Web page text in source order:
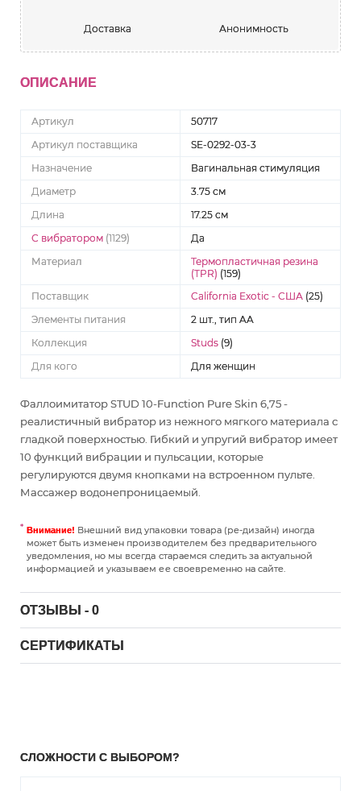
Доставка Анонимность
ОПИСАНИЕ
Артикул
50717
Артикул поставщика
SE-0292-03-3
Назначение
Вагинальная стимуляция
Диаметр
3.75 см
Длина
17.25 см
С вибратором (1129)
Да
Материал
Термопластичная резина
(TPR) (159)
Поставщик
California Exotic - США (25)
Элементы питания
2 шт., тип AA
Коллекция
Studs (9)
Для кого
Для женщин
Фаллоимитатор STUD 10-Function Pure Skin 6,75 -
реалистичный вибратор из нежного мягкого материала с
гладкой поверхностью. Гибкий и упругий вибратор имеет
10 функций вибрации и пульсации, которые
регулируются двумя кнопками на встроенном пульте.
Массажер водонепроницаемый.
Внимание! Внешний вид упаковки товара (ре-дизайн) иногда
может быть изменен производителем без предварительного
уведомления, но мы всегда стараемся следить за актуальной
информацией и указываем ее своевременно на сайте.
ОТЗЫВЫ - 0
СЕРТИФИКАТЫ
СЛОЖНОСТИ С ВЫБОРОМ?